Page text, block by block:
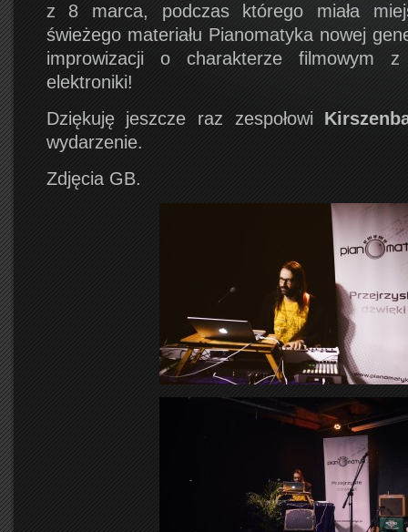
z 8 marca, podczas którego miała
świeżego materiału Pianomatyka nowej
improwizacji o charakterze filmowym z
elektroniki!
Dziękuję jeszcze raz zespołowi
wydarzenie.
Zdjęcia GB.